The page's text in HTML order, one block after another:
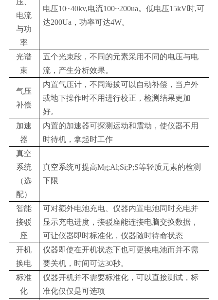
电流
与功
率
电压10~40kv,电流100~200ua。低电压15kV时,可
达200Ua，功率可达4W。
光谱
束
五个光束段，不同的元素采用不同的电压与电
流，产生分析效果。
气压
补偿
内置气压计，不同海拔可以自动补偿，当户外
或地下操作时不用进行校正，检测结果更加
好。
加速
器
内置的加速器可探测运动和震动，使仪器不用
时待机，拿起时工作
真空
系统
（选
配）
真空系统可提高Mg;Al;Si;P;S等轻质元素的检测
下限
智能
接驳
座
可对额外电池充电、仪器内置电池同时充电并
显示充电进度，接驳座能连接电脑交换数据，
可让仪器即时标准化，仪器随时待命状态
开机
换电
仪器即使在开机状态下也可更换电池而并不需
要关机，时间可达30秒。
标准
化
仪器开机并不需要标准化，可以直接测试，标
准化仅仅是可选项